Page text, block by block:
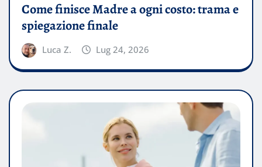
Come finisce Madre a ogni costo: trama e
spiegazione finale
Luca Z. Lug 24, 2026